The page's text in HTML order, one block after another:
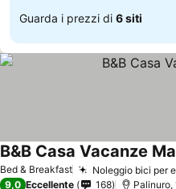
Guarda i prezzi di 6 siti
Bed & Breakfast Noleggio bici per
B&B Casa Vacanze
9,0 Eccellente 168 Palinuro,